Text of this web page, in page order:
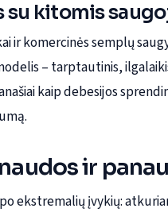
su kitomis
ir komercinės semplų
– tarptautinis,
kaip debesijos
ir
ekstremalių įvykių: